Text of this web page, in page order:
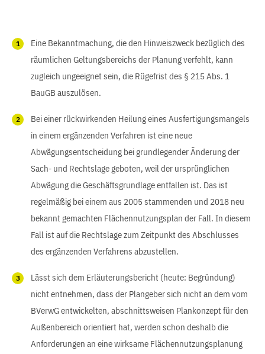
Eine Bekanntmachung, die den Hinweiszweck bezüglich des
räumlichen Geltungsbereichs der Planung verfehlt, kann
zugleich ungeeignet sein, die Rügefrist des § 215 Abs. 1
BauGB auszulösen.
Bei einer rückwirkenden Heilung eines Ausfertigungsmangels
in einem ergänzenden Verfahren ist eine neue
Abwägungsentscheidung bei grundlegender Änderung der
Sach- und Rechtslage geboten, weil der ursprünglichen
Abwägung die Geschäftsgrundlage entfallen ist. Das ist
regelmäßig bei einem aus 2005 stammenden und 2018 neu
bekannt gemachten Flächennutzungsplan der Fall. In diesem
Fall ist auf die Rechtslage zum Zeitpunkt des Abschlusses
des ergänzenden Verfahrens abzustellen.
Lässt sich dem Erläuterungsbericht (heute: Begründung)
nicht entnehmen, dass der Plangeber sich nicht an dem vom
BVerwG entwickelten, abschnittsweisen Plankonzept für den
Außenbereich orientiert hat, werden schon deshalb die
Anforderungen an eine wirksame Flächennutzungsplanung